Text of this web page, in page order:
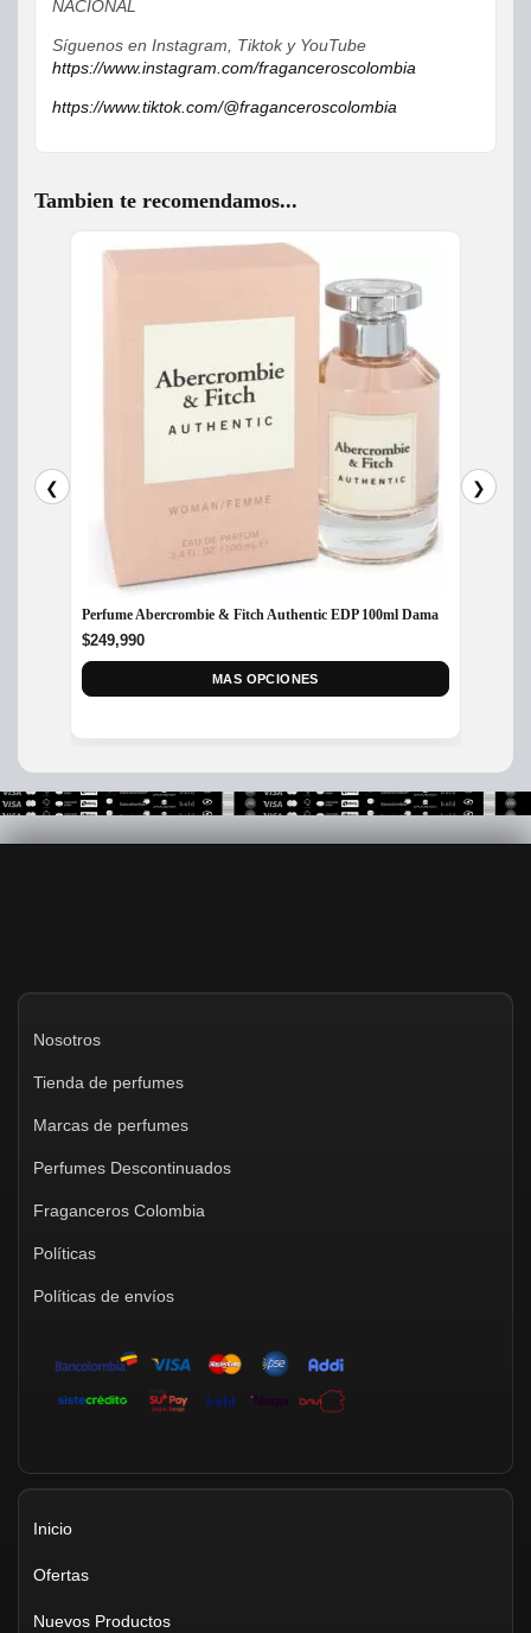
NACIONAL
Síguenos en Instagram, Tiktok y YouTube
https://www.instagram.com/fraganceroscolombia
https://www.tiktok.com/@fraganceroscolombia
Tambien te recomendamos...
❮
Perfume Abercrombie & Fitch Authentic EDP 100ml Dama
$249,990
MAS OPCIONES
❯
Nosotros
Tienda de perfumes
Marcas de perfumes
Perfumes Descontinuados
Fraganceros Colombia
Políticas
Políticas de envíos
Inicio
Ofertas
Nuevos Productos